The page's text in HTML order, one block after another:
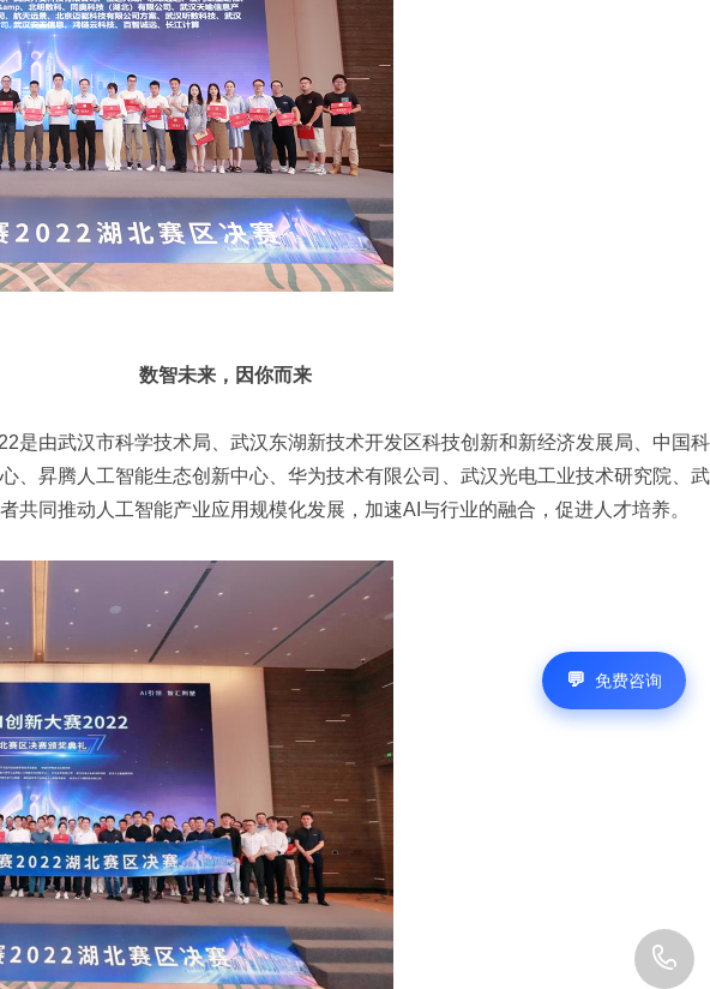
数智未来，因你而来
由武汉市科学技术局、武汉东湖新技术开发区科技创新和新经济发展局、中国
、昇腾人工智能生态创新中心、华为技术有限公司、武汉光电工业技术研究院、
共同推动人工智能产业应用规模化发展，加速AI与行业的融合，促进人才培养。
免费咨询